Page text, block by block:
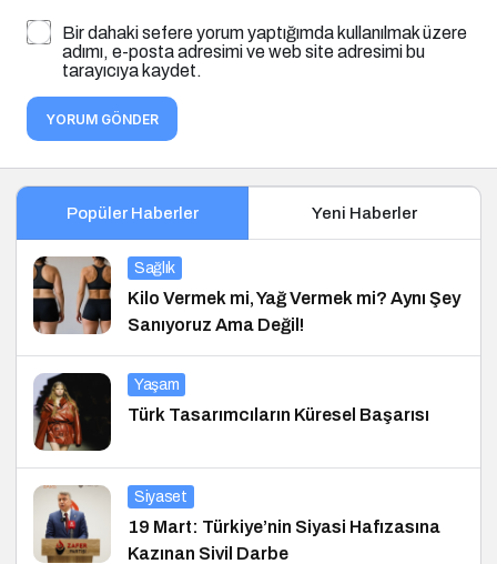
Bir dahaki sefere yorum yaptığımda kullanılmak üzere
adımı, e-posta adresimi ve web site adresimi bu
tarayıcıya kaydet.
YORUM GÖNDER
Popüler Haberler Yeni Haberler
Sağlık
Kilo Vermek mi, Yağ Vermek mi? Aynı Şey
Sanıyoruz Ama Değil!
Yaşam
Türk Tasarımcıların Küresel Başarısı
Siyaset
19 Mart: Türkiye’nin Siyasi Hafızasına
Kazınan Sivil Darbe